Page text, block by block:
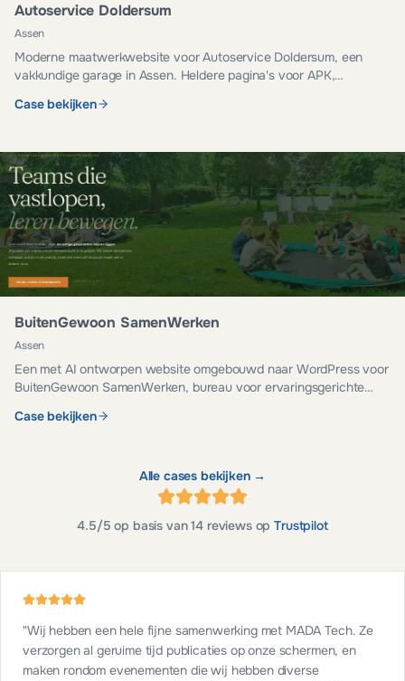
Autoservice Doldersum
Assen
Moderne maatwerkwebsite voor Autoservice Doldersum, een
vakkundige garage in Assen. Heldere pagina's voor APK,
Case bekijken
BuitenGewoon SamenWerken
Assen
Een met AI ontworpen website omgebouwd naar WordPress voor
BuitenGewoon SamenWerken, bureau voor ervaringsgerichte
Case bekijken
Alle cases bekijken →
4.5/5 op basis van14 reviews op Trustpilot
"Wij hebben een hele fijne samenwerking met MADA Tech. Ze
verzorgen al geruime tijd publicaties op onze schermen, en
maken rondom evenementen die wij hebben diverse